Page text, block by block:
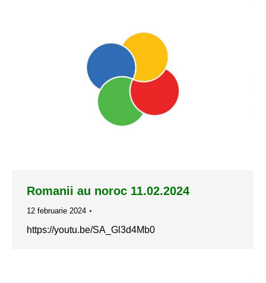
Romanii au noroc 11.02.2024
12 februarie 2024
https://youtu.be/SA_Gl3d4Mb0